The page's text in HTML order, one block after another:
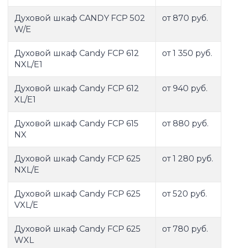
Духовой шкаф CANDY FCP 502
W/E
от 870 руб.
Духовой шкаф Candy FCP 612
NXL/E1
от 1 350 руб.
Духовой шкаф Candy FCP 612
XL/E1
от 940 руб.
Духовой шкаф Candy FCP 615
NX
от 880 руб.
Духовой шкаф Candy FCP 625
NXL/E
от 1 280 руб.
Духовой шкаф Candy FCP 625
VXL/E
от 520 руб.
Духовой шкаф Candy FCP 625
WXL
от 780 руб.